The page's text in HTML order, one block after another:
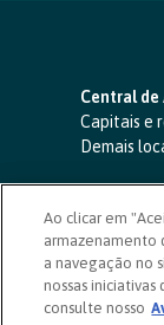
Central
Capitais e
Demais
SAC 24
Ouvidoria
0800 725
Ao clicar em
armazenamento
a navegação no
nossas
consulte nosso